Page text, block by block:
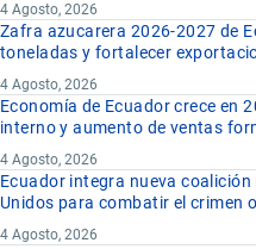
4 Agosto, 2026
Zafra azucarera 2026-2027 de
toneladas y fortalecer
4 Agosto, 2026
Economía de Ecuador crece en
interno y aumento de ventas
4 Agosto, 2026
Ecuador integra nueva
Unidos para combatir el crimen
4 Agosto, 2026